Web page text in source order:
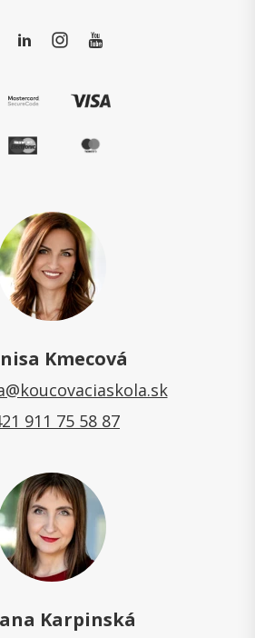
Kmecová
911 75 58 87
Karpinská